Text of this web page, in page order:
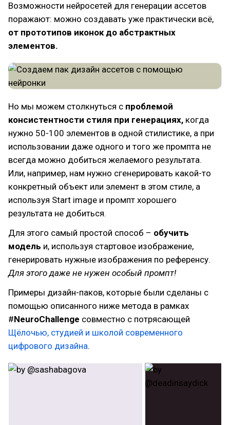
Возможности нейросетей для генерации ассетов
поражают: можно создавать уже практически всё,
от прототипов иконок до абстрактных
элементов.
Но мы можем столкнуться с проблемой
консистентности стиля при генерациях, когда
нужно 50-100 элементов в одной стилистике, а при
использовании даже одного и того же промпта не
всегда можно добиться желаемого результата.
Или, например, нам нужно сгенерировать какой-то
конкретный объект или элемент в этом стиле, а
используя Start image и промпт хорошего
результата не добиться.
Для этого самый простой способ – обучить
модель и, используя стартовое изображение,
генерировать нужные изображения по референсу.
Для этого даже не нужен особый промпт!
Примеры дизайн-паков, которые были сделаны с
помощью описанного ниже метода в рамках
#NeuroChallenge совместно с потрясающей
Щёлочью, студией и школой современного
цифрового дизайна.